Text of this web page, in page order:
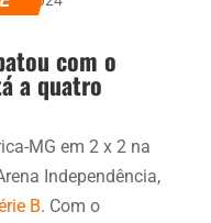
com o
a quatro
MG em 2 x 2 na
Independência,
B. Com o